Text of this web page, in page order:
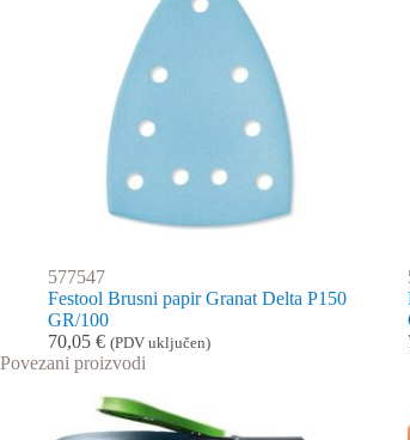
577547
Festool Brusni papir Granat Delta P150
GR/100
70,05 € (PDV uključen)
Povezani proizvodi